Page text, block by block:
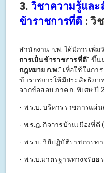
3. วิชาความรู้และ
ข้าราชการที่ดี : วิ
สำนักงาน ก.พ. ได้มีการเพิ่ม
การเป็นข้าราชการที่ดี” ขึ้น
กฎหมาย ก.พ.” เพื่อใช้ในกา
ข้าราชการให้มีประสิทธิภา
จากข้อสอบ ภาค ก. พิเศษ ปี
- พ.ร.บ. บริหารราชการแผ่
- พ.ร.ฎ. กิจการบ้านเมืองที่ดี
- พ.ร.บ. วิธีปฏิบัติราชการท
- พ.ร.บ.มาตรฐานทางจริยธ